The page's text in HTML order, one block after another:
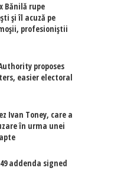
Bănilă rupe
și îl acuză pe
profesioniștii
proposes
easier electoral
Ivan Toney, care a
în urma unei
addenda signed